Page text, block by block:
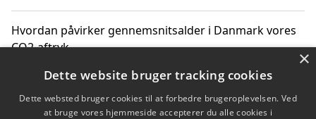
Hvordan påvirker gennemsnitsalder i Danmark vores
CO2-aftryk
Hvordan nyheder om CO2-udledning påvirker vores
hverdag
×
Dette website bruger tracking cookies
Dette websted bruger cookies til at forbedre brugeroplevelsen. Ved
at bruge vores hjemmeside accepterer du alle cookies i